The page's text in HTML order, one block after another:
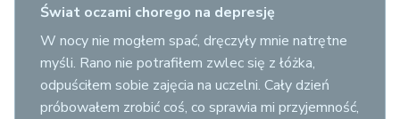
Świat oczami chorego na depresję
W nocy nie mogłem spać, dręczyły mnie natrętne
myśli. Rano nie potrafiłem zwlec się z łóżka,
odpuściłem sobie zajęcia na uczelni. Cały dzień
próbowałem zrobić coś, co sprawia mi przyjemność,